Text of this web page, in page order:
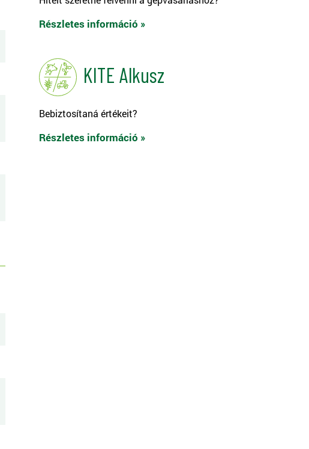
Részletes információ »
KITE Alkusz
Bebiztosítaná értékeit?
Részletes információ »